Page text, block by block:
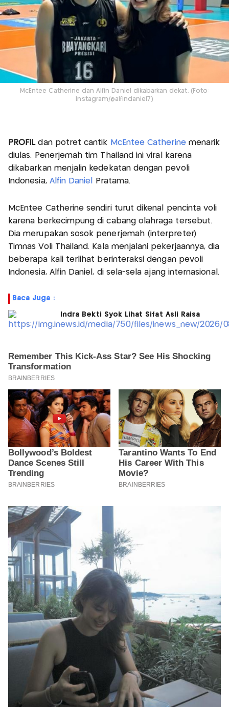
McEntee Catherine dan Alfin Daniel dikabarkan dekat. (Foto:
Instagram/@alfindaniel7)
PROFILdan potret cantik McEntee Catherinemenarik
diulas. Penerjemah tim Thailand ini viral karena
dikabarkan menjalin kedekatan dengan pevoli
Indonesia, Alfin Daniel Pratama.
McEntee Catherine sendiri turut dikenal pencinta voli
karena berkecimpung di cabang olahraga tersebut.
Dia merupakan sosok penerjemah (interpreter)
Timnas Voli Thailand. Kala menjalani pekerjaannya, dia
beberapa kali terlihat berinteraksi dengan pevoli
Indonesia, Alfin Daniel, di sela-sela ajang internasional.
Baca Juga :
Indra Bekti Syok Lihat Sifat Asli Raisa